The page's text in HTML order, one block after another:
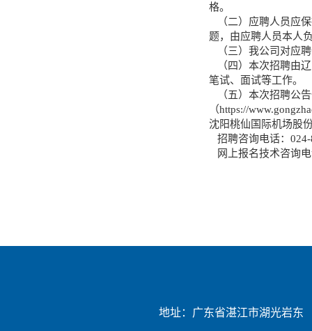
格。
（二）应聘人员应
题，由应聘人员本人
（三）我公司对应
（四）本次招聘由
笔试、面试等工作。
（五）本次招聘公
（https://
沈阳桃仙国际机场股
招聘咨询电话：024-
网上报名技术咨询
地址：广东省湛江市湖光岩东